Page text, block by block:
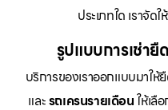
ประเภทใด เราจัด
รูปแบบการเช่ายื
บริการของเราออกแบบมาใ
และรถเครนรายเดือนให้เลื